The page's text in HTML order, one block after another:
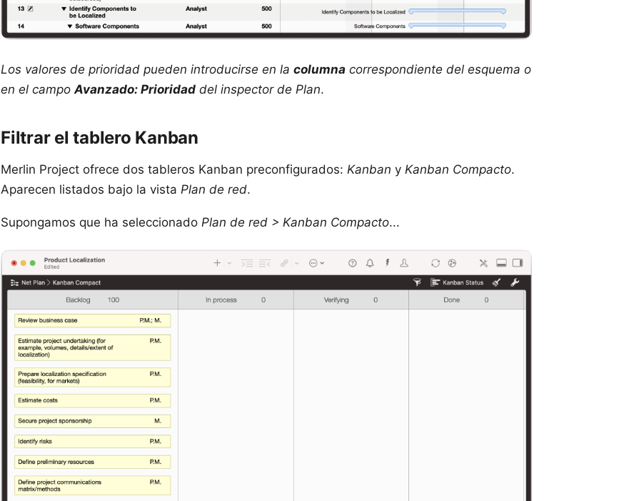
Los valores de prioridad pueden introducirse en la columna correspondiente del esquema o
en el campo Avanzado: Prioridad del inspector de Plan.
Filtrar el tablero Kanban
Merlin Project ofrece dos tableros Kanban preconfigurados: Kanban y Kanban Compacto.
Aparecen listados bajo la vista Plan de red.
Supongamos que ha seleccionado Plan de red > Kanban Compacto...